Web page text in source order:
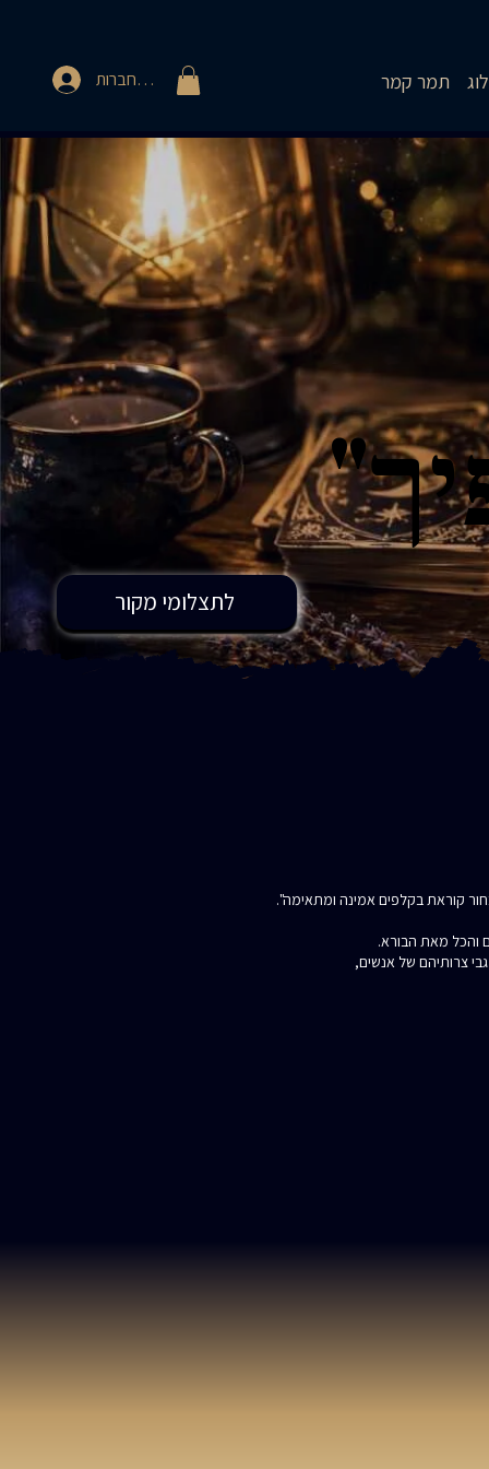
להתחברות תמר קמר
לתצלומי מקור
קוראת בקלפים אמינה ומתאימה".
והכל מאת הבורא.
צרותיהם של אנשים,